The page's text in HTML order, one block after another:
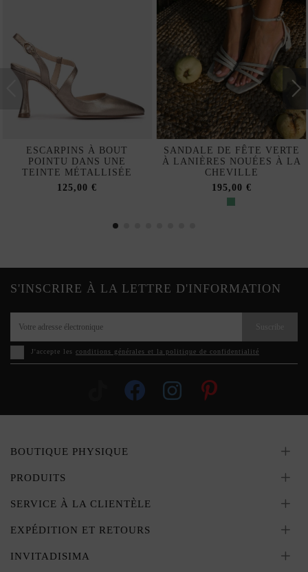
ESCARPINS À BOUT
POINTU DANS UNE
TEINTE MÉTALLISÉE
125,00 €
SANDALE DE FÊTE VERTE
À LANIÈRES NOUÉES À LA
CHEVILLE
195,00 €
S'INSCRIRE À LA LETTRE D'INFORMATION
J'accepte les conditions générales et la politique de confidentialité
BOUTIQUE PHYSIQUE
PRODUITS
SERVICE À LA CLIENTÈLE
EXPÉDITION ET RETOURS
INVITADISIMA